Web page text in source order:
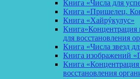
Книга «Числа для
Книга «Пришелец.
Книга «Хайрýкулус»
Книга»Концентрация
для восстановления
Книга «Числа звезд
Книга изображений
Книга «Концентрация
восстановления